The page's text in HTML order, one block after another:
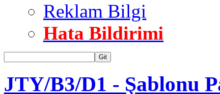
Reklam Bilgi
Hata Bildirimi
Git
JTY/B3/D1 - Şablonu